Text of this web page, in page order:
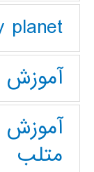
planet
آموزش MATLAB
آموزش
متلب